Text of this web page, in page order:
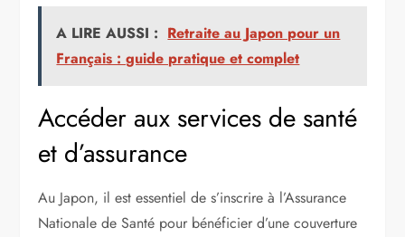
A LIRE AUSSI : Retraite au Japon pour un
Français : guide pratique et complet
Accéder aux services de santé
et d’assurance
Au Japon, il est essentiel de s’inscrire à l’Assurance
Nationale de Santé pour bénéficier d’une couverture